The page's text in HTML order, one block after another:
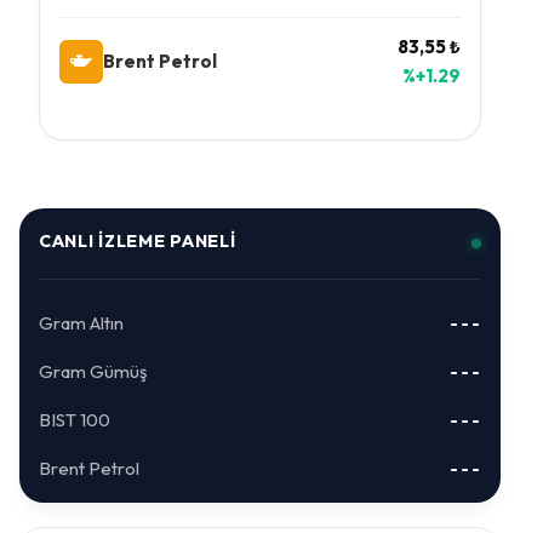
Brent Petrol
83,55 ₺
%+1.29
CANLI İZLEME PANELI
Gram Altın ---
Gram Gümüş ---
BIST 100 ---
Brent Petrol ---